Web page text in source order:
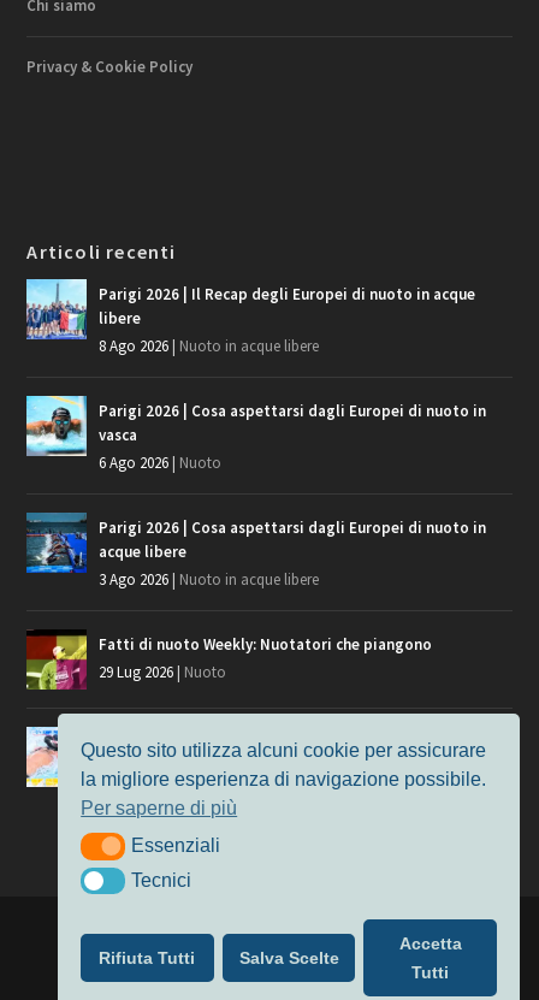
Chi siamo
Privacy & Cookie Policy
Articoli recenti
Parigi 2026 | Il Recap degli Europei di nuoto in acque
libere
8 Ago 2026 Nuoto in acque libere
Parigi 2026 | Cosa aspettarsi dagli Europei di nuoto in
vasca
6 Ago 2026 Nuoto
Parigi 2026 | Cosa aspettarsi dagli Europei di nuoto in
acque libere
3 Ago 2026 Nuoto in acque libere
Fatti di nuoto Weekly: Nuotatori che piangono
29 Lug 2026 Nuoto
Giochi del Mediterraneo, i convocati del nuoto per
Taranto 2026
9 Lug 2026
Nuoto
| Alimentato da
Nuoto
MasterS Podcast Il Nuoto in Cifre
Privacy & Cookie Policy
Questo sito utilizza alcuni cookie per assicurare
la migliore esperienza di navigazione possibile.
Per saperne di più
EssenzialiEssenziali
TecniciTecnici
Rifiuta Tutti Salva Scelte
Accetta
Tutti